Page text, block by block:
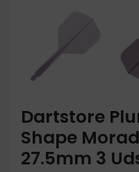
Dartstore
Shape
27.5mm 3